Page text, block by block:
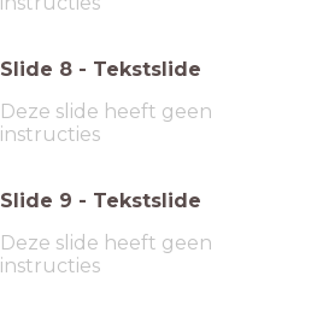
Slide 8 - Tekstslide
Deze slide heeft geen
instructies
Slide 9 - Tekstslide
Deze slide heeft geen
instructies